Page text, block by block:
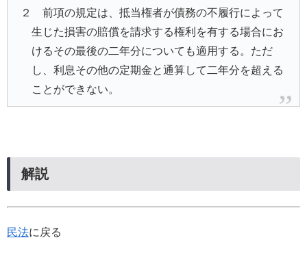
２ 前項の規定は、抵当権者が債務の不履行によって
生じた損害の賠償を請求する権利を有する場合にお
けるその最後の二年分についても適用する。ただ
し、利息その他の定期金と通算して二年分を超える
ことができない。
解説
民法に戻る